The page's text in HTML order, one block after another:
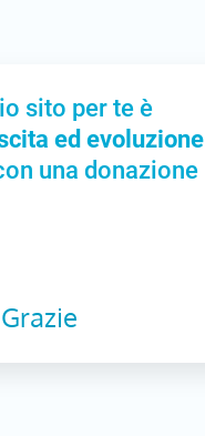
sito per te è
ed evoluzione
una donazione
Grazie